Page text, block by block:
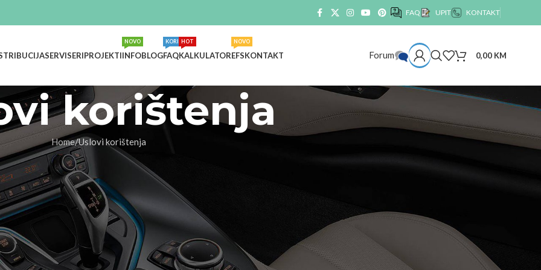
FAQ UPIT KONTAKT
SERVISERIPROJEKTIINFO
NOVO
BLOGFAQ
KORISNO
KALKULATOR
HOT
EFS
NOVO
KONTAKT Forum 0,00 KM
korištenja
Home Uslovi korištenja
korištenja. Ukoliko se ne slažete s bilo kojim dijelom ovih
🚗 Cijene goriva
Grad: sarajevo | 07:41 06.08.2026